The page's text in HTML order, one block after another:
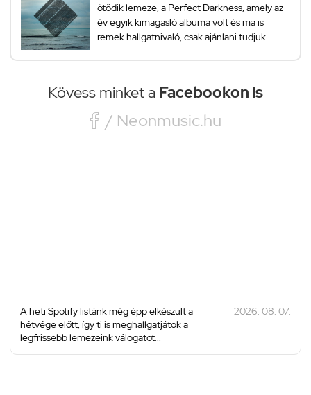
ötödik lemeze, a Perfect Darkness, amely az
év egyik kimagasló albuma volt és ma is
remek hallgatnivaló, csak ajánlani tudjuk.
Kövess minket a Facebookon is
 / Neonmusic.hu
A heti Spotify listánk még épp elkészült a
hétvége előtt, így ti is meghallgatjátok a
legfrissebb lemezeink válogatot...
2026. 08. 07.